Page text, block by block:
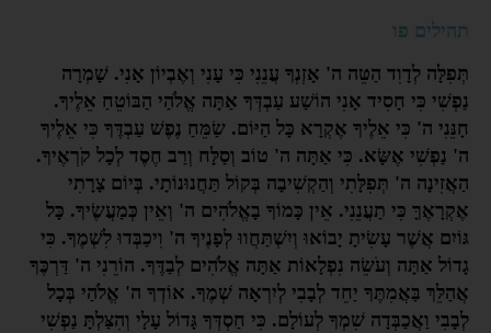
תהילים פו
תְּפִלָּה לְדָוִד הַטֵּה ה' אָזְנְךָ עֲנֵנִי כִּי עָנִי וְאֶבְיוֹן אָנִי. שָׁמְרָה
נַפְשִׁי כִּי חָסִיד אָנִי הוֹשַׁע עַבְדְּךָ אַתָּה אֱלֹהַי הַבּוֹטֵחַ אֵלֶיךָ.
חָנֵּנִי ה' כִּי אֵלֶיךָ אֶקְרָא כָּל הַיּוֹם. שַׂמֵּחַ נֶפֶשׁ עַבְדֶּךָ כִּי אֵלֶיךָ
ה' נַפְשִׁי אֶשָּׂא. כִּי אַתָּה ה' טוֹב וְסַלָּח וְרַב חֶסֶד לְכָל קֹרְאֶיךָ.
הַאֲזִינָה ה' תְּפִלָּתִי וְהַקְשִׁיבָה בְּקוֹל תַּחֲנוּנוֹתָי. בְּיוֹם צָרָתִי
אֶקְרָאֶךָּ כִּי תַעֲנֵנִי. אֵין כָּמוֹךָ בָאֱלֹהִים ה' וְאֵין כְּמַעֲשֶׂיךָ. כָּל
גּוֹיִם אֲשֶׁר עָשִׂיתָ יָבוֹאוּ וְיִשְׁתַּחֲווּ לְפָנֶיךָ ה' וִיכַבְּדוּ לִשְׁמֶךָ. כִּי
גָדוֹל אַתָּה וְעֹשֵׂה נִפְלָאוֹת אַתָּה אֱלֹהִים לְבַדֶּךָ. הוֹרֵנִי ה' דַּרְכֶּךָ
אֲהַלֵּךְ בַּאֲמִתֶּךָ יַחֵד לְבָבִי לְיִרְאָה שְׁמֶךָ. אוֹדְךָ ה' אֱלֹהַי בְּכָל
לְבָבִי וַאֲכַבְּדָה שִׁמְךָ לְעוֹלָם. כִּי חַסְדְּךָ גָּדוֹל עָלָי וְהִצַּלְתָּ נַפְשִׁי